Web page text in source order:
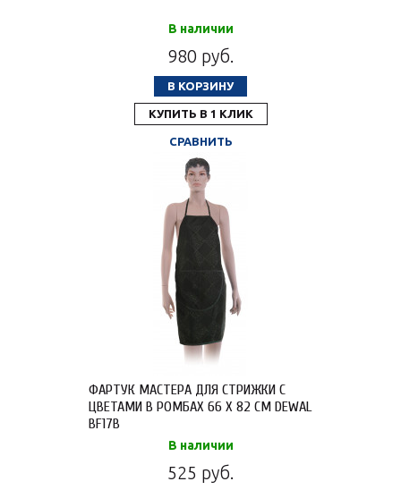
В наличии
980 руб.
В КОРЗИНУ
КУПИТЬ В 1 КЛИК
СРАВНИТЬ
ФАРТУК МАСТЕРА ДЛЯ СТРИЖКИ С
ЦВЕТАМИ В РОМБАХ 66 X 82 СМ DEWAL
BF17B
В наличии
525 руб.